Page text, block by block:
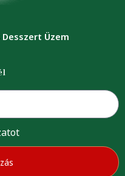
Desszert Üzem